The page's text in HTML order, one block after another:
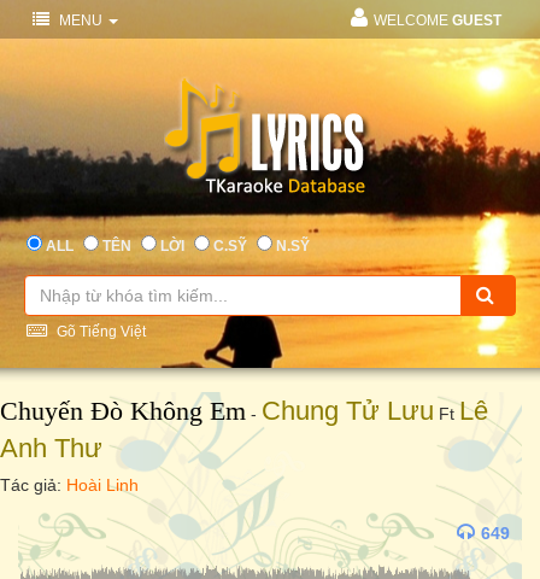
MENU WELCOME GUEST
ALL TÊN LỜI C.SỸ N.SỸ
Gõ Tiếng Việt
Chuyến Đò Không Em - Chung Tử Lưu Ft Lê
Anh Thư
Tác giả: Hoài Linh
649